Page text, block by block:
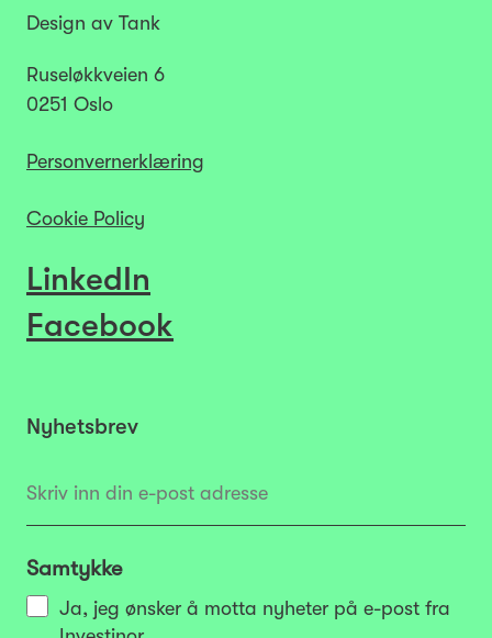
Design av Tank
Ruseløkkveien 6
0251 Oslo
Personvernerklæring
Cookie Policy
LinkedIn
Facebook
Nyhetsbrev
Samtykke
Ja, jeg ønsker å motta nyheter på e-post fra